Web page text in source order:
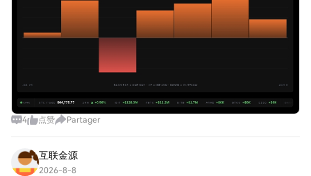
4 点赞 Partager
互联金源
2026-8-8